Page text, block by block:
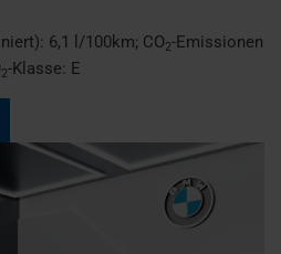
6,1 l/100km; CO2-Emissionen
2-Klasse: E